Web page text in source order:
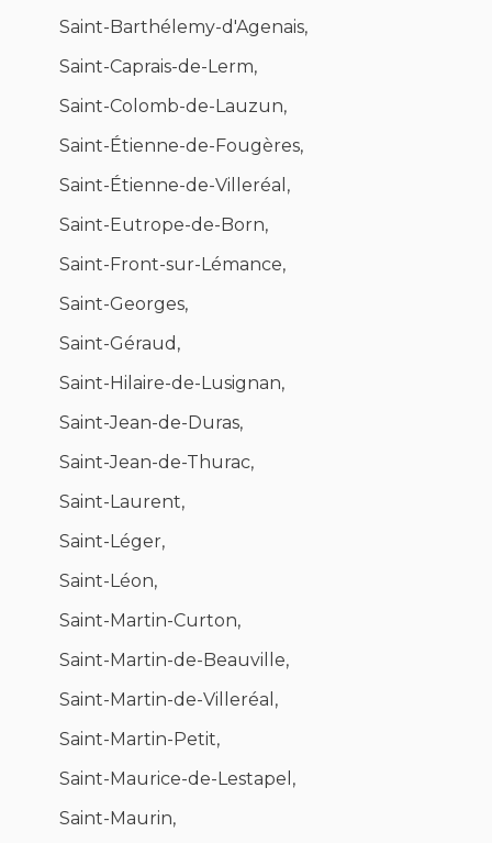
Saint-Barthélemy-d'Agenais,
Saint-Caprais-de-Lerm,
Saint-Colomb-de-Lauzun,
Saint-Étienne-de-Fougères,
Saint-Étienne-de-Villeréal,
Saint-Eutrope-de-Born,
Saint-Front-sur-Lémance,
Saint-Georges,
Saint-Géraud,
Saint-Hilaire-de-Lusignan,
Saint-Jean-de-Duras,
Saint-Jean-de-Thurac,
Saint-Laurent,
Saint-Léger,
Saint-Léon,
Saint-Martin-Curton,
Saint-Martin-de-Beauville,
Saint-Martin-de-Villeréal,
Saint-Martin-Petit,
Saint-Maurice-de-Lestapel,
Saint-Maurin,